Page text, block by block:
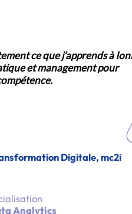
ce que j’apprends à
et management pour
Digitale, mc2i
Analytics